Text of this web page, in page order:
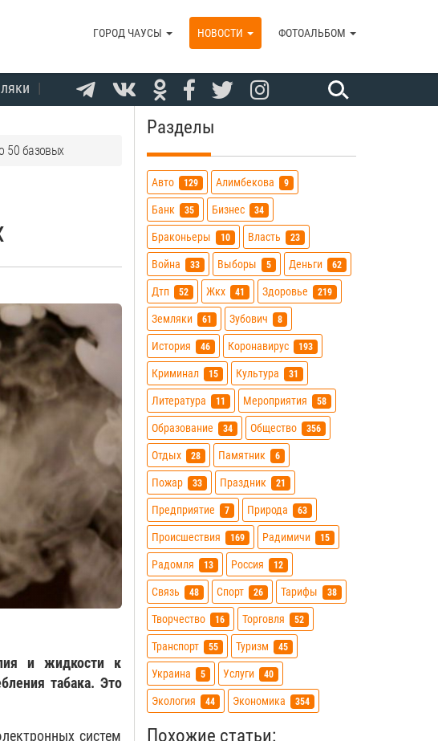
ГОРОД ЧАУСЫ НОВОСТИ ФОТОАЛЬБОМ
50 базовых
и жидкости к
табака. Это
систем
Разделы
Авто 129 Алимбекова 9
Банк 35 Бизнес 34
Браконьеры 10 Власть 23
Война 33 Выборы 5 Деньги 62
Дтп 52 Жкх 41 Здоровье 219
Земляки 61 Зубович 8
История 46 Коронавирус 193
Криминал 15 Культура 31
Литература 11 Мероприятия 58
Образование 34 Общество 356
Отдых 28 Памятник 6
Пожар 33 Праздник 21
Предприятие 7 Природа 63
Происшествия 169 Радимичи 15
Радомля 13 Россия 12
Связь 48 Спорт 26 Тарифы 38
Творчество 16 Торговля 52
Транспорт 55 Туризм 45
Украина 5 Услуги 40
Экология 44 Экономика 354
Похожие статьи: